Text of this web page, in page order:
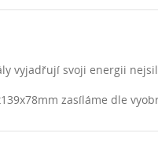
vyjadřují svoji energii
zasíláme dle